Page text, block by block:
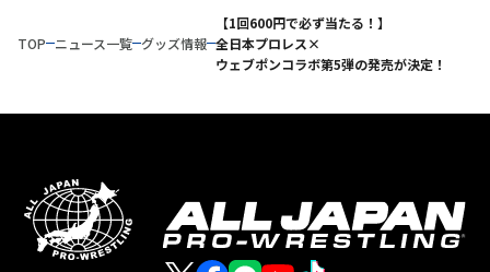
TOP ニュース一覧 グッズ情報
【1回600円で必ず当たる！】
全日本プロレス×
ウェブポンコラボ第5弾の発売が決定！